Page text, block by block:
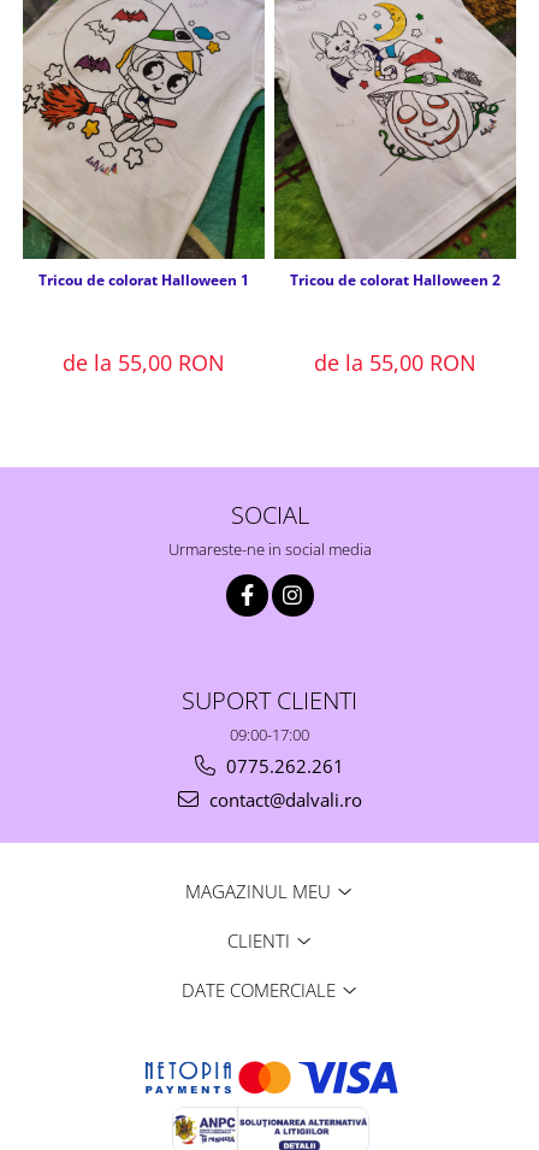
Tricou de colorat Halloween 1
de la 55,00 RON
Tricou de colorat Halloween 2
de la 55,00 RON
SOCIAL
Urmareste-ne in social media
SUPORT CLIENTI
09:00-17:00
0775.262.261
contact@dalvali.ro
MAGAZINUL MEU
CLIENTI
DATE COMERCIALE